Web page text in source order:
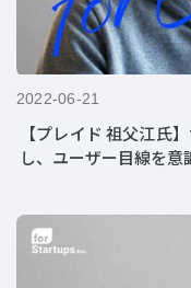
2022-06-21
【プレイド 祖父江氏
し、ユーザー目線を